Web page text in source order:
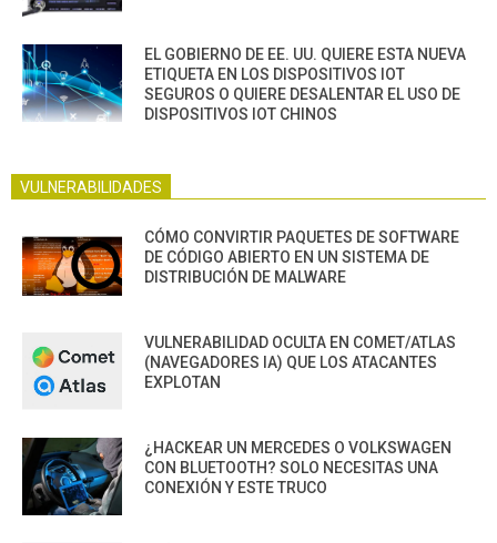
EL GOBIERNO DE EE. UU. QUIERE ESTA NUEVA
ETIQUETA EN LOS DISPOSITIVOS IOT
SEGUROS O QUIERE DESALENTAR EL USO DE
DISPOSITIVOS IOT CHINOS
VULNERABILIDADES
CÓMO CONVIRTIR PAQUETES DE SOFTWARE
DE CÓDIGO ABIERTO EN UN SISTEMA DE
DISTRIBUCIÓN DE MALWARE
VULNERABILIDAD OCULTA EN COMET/ATLAS
(NAVEGADORES IA) QUE LOS ATACANTES
EXPLOTAN
¿HACKEAR UN MERCEDES O VOLKSWAGEN
CON BLUETOOTH? SOLO NECESITAS UNA
CONEXIÓN Y ESTE TRUCO